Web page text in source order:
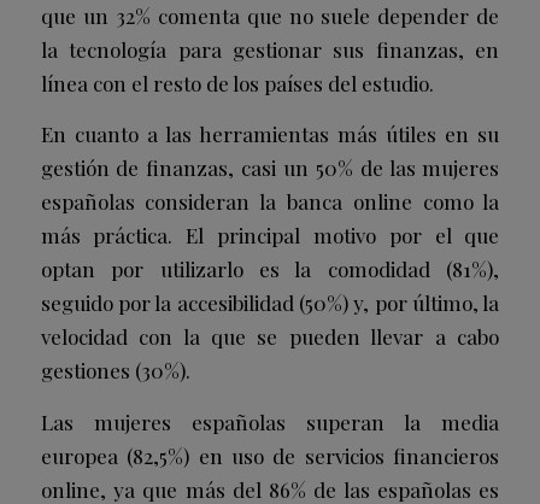
que un 32% comenta que no suele depender de
la tecnología para gestionar sus finanzas, en
línea con el resto de los países del estudio.
En cuanto a las herramientas más útiles en su
gestión de finanzas, casi un 50% de las mujeres
españolas consideran la banca online como la
más práctica. El principal motivo por el que
optan por utilizarlo es la comodidad (81%),
seguido por la accesibilidad (50%) y, por último, la
velocidad con la que se pueden llevar a cabo
gestiones (30%).
Las mujeres españolas superan la media
europea (82,5%) en uso de servicios financieros
online, ya que más del 86% de las españolas es